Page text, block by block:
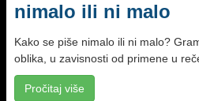
nimalo ili ni malo
Kako se piše nimalo ili ni malo?
oblika, u zavisnosti od primene u
Pročitaj više